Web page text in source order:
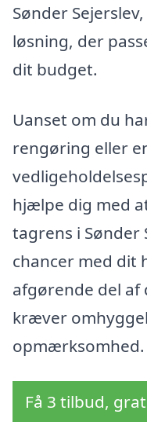
Sønder
løsning, der
dit budget.
Uanset om du
rengøring eller
hjælpe dig med
tagrens i Sønder
chancer med dit
afgørende del af
kræver
opmærksomhed.
Få 3 tilbud,